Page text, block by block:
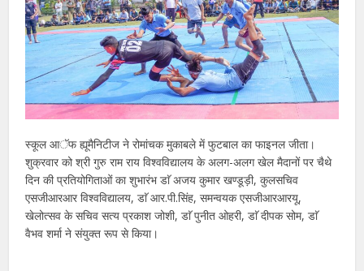
स्कूल आॅफ ह्यूमैनिटीज ने रोमांचक मुकाबले में फुटबाल का फाइनल जीता।
शुक्रवार को श्री गुरु राम राय विश्वविद्यालय के अलग-अलग खेल मैदानों पर चैथे
दिन की प्रतियोगिताओं का शुभारंभ डाॅ अजय कुमार खण्डूड़ी, कुलसचिव
एसजीआरआर विश्वविद्यालय, डाॅ आर.पी.सिंह, समन्वयक एसजीआरआरयू,
खेलोत्सव के सचिव सत्य प्रकाश जोशी, डाॅ पुनीत ओहरी, डाॅ दीपक सोम, डाॅ
वैभव शर्मा ने संयुक्त रूप से किया।